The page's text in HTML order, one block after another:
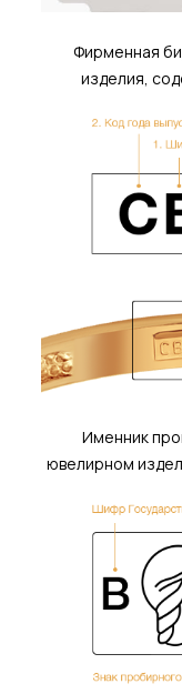
Фирменная
изделия,
Именник
ювелирном